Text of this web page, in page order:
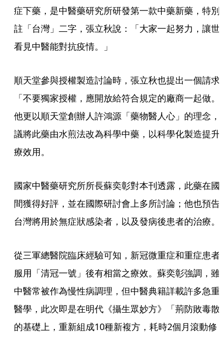
症下藥，是中醫藥研究所研發第一款中藥新藥，特別
註「台灣」二字，張立秋說：「大家一起努力，讓世
看見中醫能對抗疫情。」
順天堂參與授權製造討論時，張立秋也提出一個請求
「不要獨家授權，應開放給符合規定的廠商一起做。
他更以順天堂創辦人許鴻源「藥物醫人心」的理念，
議將此藥由水煎法改為科學中藥，以科學化製造提升
療效用。
國家中醫藥研究所所長蘇奕彰對本刊透露，此藥在國
間獲得好評，並在國際研討會上多所討論；他也預告
台灣將用於無症狀感染者，以及發病後患者的治療。
從三軍總醫院臨床經驗可知，新冠微重症和重症患者
服用「清冠一號」後有相當之療效。蘇奕彰強調，雖
中醫常被作為慢性病調理，但中醫典籍詳載許多急重
醫學，此次即是在明代《攝生眾妙方》「荊防敗毒散
的基礎上，重新組成10種新複方，耗時2個月滾動修